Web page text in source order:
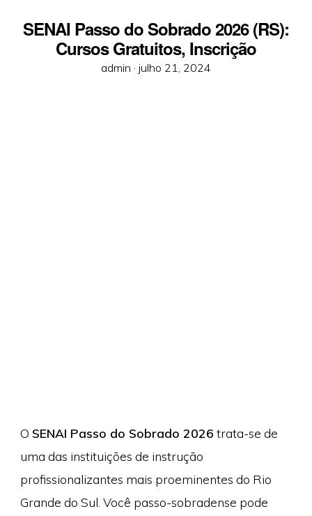
SENAI Passo do Sobrado 2026 (RS):
Cursos Gratuitos, Inscrição
admin · Posted
julho 21, 2024
O SENAI Passo do Sobrado 2026 trata-se de
uma das instituições de instrução
profissionalizantes mais proeminentes do Rio
Grande do Sul. Você passo-sobradense pode